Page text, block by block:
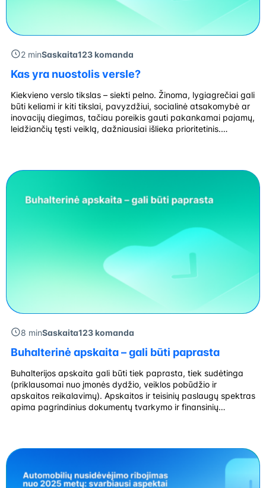
2 minSaskaita123 komanda
Kas yra nuostolis versle?
Kiekvieno verslo tikslas – siekti pelno. Žinoma, lygiagrečiai gali
būti keliami ir kiti tikslai, pavyzdžiui, socialinė atsakomybė ar
inovacijų diegimas, tačiau poreikis gauti pakankamai pajamų,
leidžiančių tęsti veiklą, dažniausiai išlieka prioritetinis.
įvertinus […]
8 minSaskaita123 komanda
Buhalterinė apskaita – gali būti paprasta
Buhalterijos apskaita gali būti tiek paprasta, tiek sudėtinga
(priklausomai nuo įmonės dydžio, veiklos pobūdžio ir
apskaitos reikalavimų). Apskaitos ir teisinių paslaugų spektras
apima pagrindinius dokumentų tvarkymo ir finansinių
yra buhalterinė […]